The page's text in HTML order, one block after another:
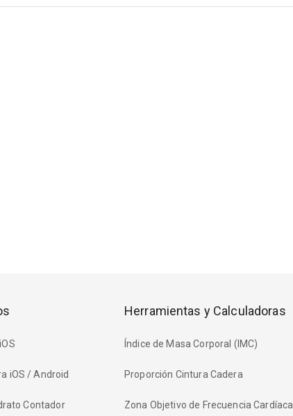
iOS / Android
Contador
Herramientas y Calculadoras
Índice de Masa Corporal (IMC)
Proporción Cintura Cadera
Zona Objetivo de Frecuencia Cardíaca